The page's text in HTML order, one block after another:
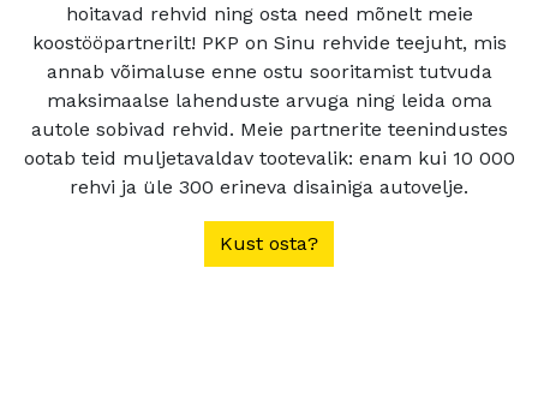
hoitavad rehvid ning osta need mõnelt meie
koostööpartnerilt! PKP on Sinu rehvide teejuht, mis
annab võimaluse enne ostu sooritamist tutvuda
maksimaalse lahenduste arvuga ning leida oma
autole sobivad rehvid. Meie partnerite teenindustes
ootab teid muljetavaldav tootevalik: enam kui 10 000
rehvi ja üle 300 erineva disainiga autovelje.
Kust osta?